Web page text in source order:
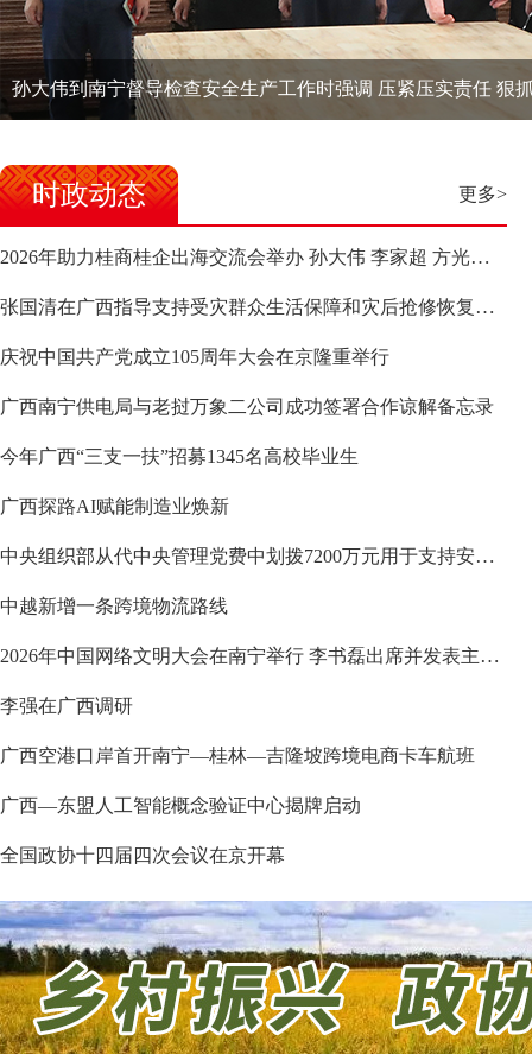
钱学明率队赴玉林市调研
时政动态 更多>
2026年助力桂商桂企出海交流会举办 孙大伟 李家超 方光华致辞
张国清在广西指导支持受灾群众生活保障和灾后抢修恢复工作时强调 细致做好受灾群众生活保障 全力支持受灾地区抢修恢复
庆祝中国共产党成立105周年大会在京隆重举行
广西南宁供电局与老挝万象二公司成功签署合作谅解备忘录
今年广西“三支一扶”招募1345名高校毕业生
广西探路AI赋能制造业焕新
中央组织部从代中央管理党费中划拨7200万元用于支持安徽、广西等6省区市抗灾救灾工作
中越新增一条跨境物流路线
2026年中国网络文明大会在南宁举行 李书磊出席并发表主旨演讲
李强在广西调研
广西空港口岸首开南宁—桂林—吉隆坡跨境电商卡车航班
广西—东盟人工智能概念验证中心揭牌启动
全国政协十四届四次会议在京开幕